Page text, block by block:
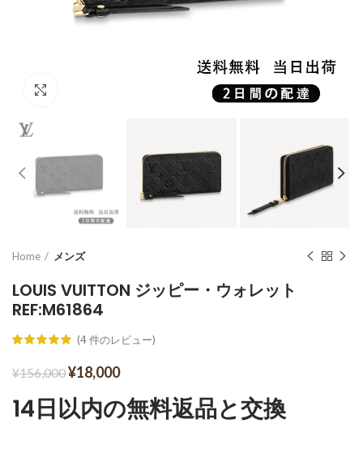
Home メンズ
LOUIS VUITTON ジッピー・ウォレット
REF:M61864
(4件のレビュー)
¥156,000¥18,000
14日以内の無料返品と交換